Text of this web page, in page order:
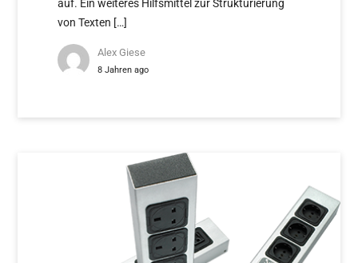
auf. Ein weiteres Hilfsmittel zur Strukturierung
von Texten […]
Alex Giese
8 Jahren ago